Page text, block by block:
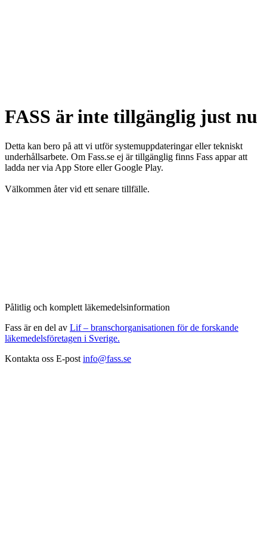
FASS är inte tillgänglig just nu
Detta kan bero på att vi utför systemuppdateringar eller tekniskt
underhållsarbete. Om Fass.se ej är tillgänglig finns Fass appar att
ladda ner via App Store eller Google Play.
Välkommen åter vid ett senare tillfälle.
Pålitlig och komplett läkemedelsinformation
Fass är en del av Lif – branschorganisationen för de forskande
läkemedelsföretagen i Sverige.
Kontakta oss E-post info@fass.se